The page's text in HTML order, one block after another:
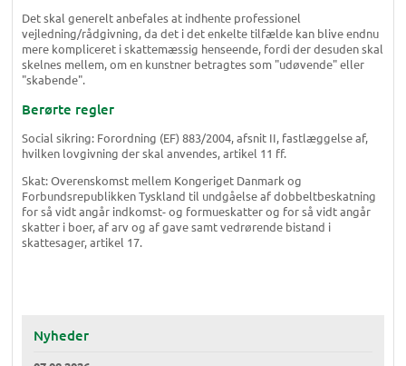
Det skal generelt anbefales at indhente professionel
vejledning/rådgivning, da det i det enkelte tilfælde kan blive endnu
mere kompliceret i skattemæssig henseende, fordi der desuden skal
skelnes mellem, om en kunstner betragtes som "udøvende" eller
"skabende".
Berørte regler
Social sikring: Forordning (EF) 883/2004, afsnit II, fastlæggelse af,
hvilken lovgivning der skal anvendes, artikel 11 ff.
Skat: Overenskomst mellem Kongeriget Danmark og
Forbundsrepublikken Tyskland til undgåelse af dobbeltbeskatning
for så vidt angår indkomst- og formueskatter og for så vidt angår
skatter i boer, af arv og af gave samt vedrørende bistand i
skattesager, artikel 17.
Nyheder